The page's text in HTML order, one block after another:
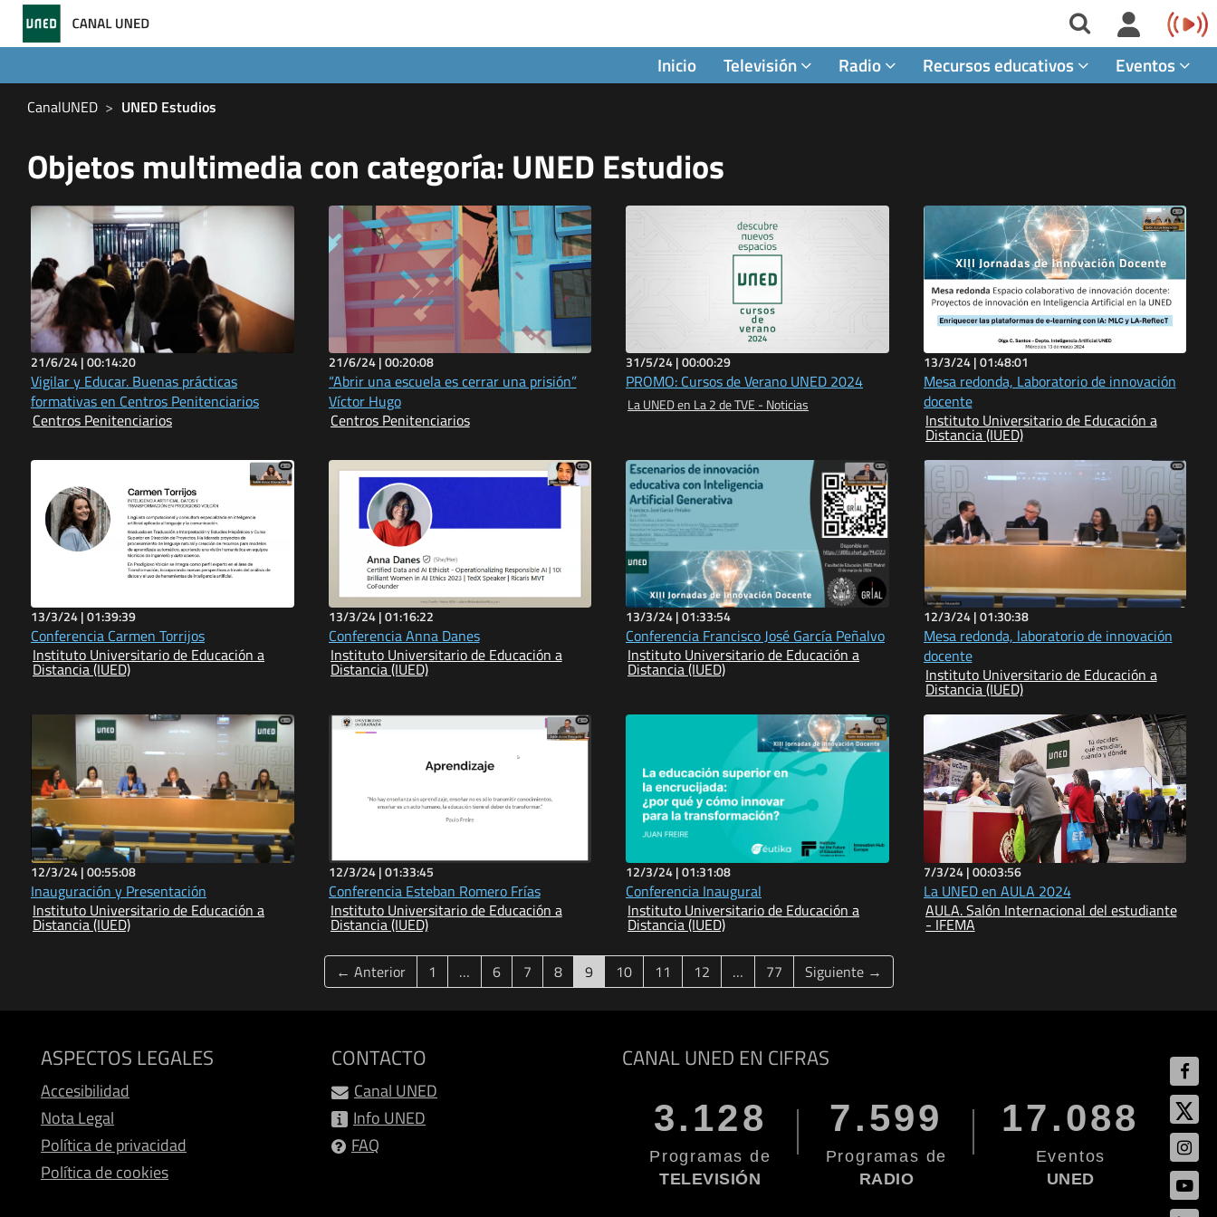
Inicio Televisión Radio Recursos educativos Eventos
CanalUNED UNED Estudios
Objetos multimedia con categoría: UNED Estudios
21/6/24 |00:14:20
Vigilar y Educar. Buenas prácticas
formativas en Centros Penitenciarios
Centros Penitenciarios
21/6/24 |00:20:08
“Abrir una escuela es cerrar una prisión”
Víctor Hugo
Centros Penitenciarios
31/5/24 |00:00:29
PROMO: Cursos de Verano UNED 2024
La UNED en La 2 de TVE - Noticias
13/3/24 |01:48:01
Mesa redonda, Laboratorio de innovación
docente
Instituto Universitario de Educación a
Distancia (IUED)
13/3/24 |01:39:39
Conferencia Carmen Torrijos
Instituto Universitario de Educación a
Distancia (IUED)
13/3/24 |01:16:22
Conferencia Anna Danes
Instituto Universitario de Educación a
Distancia (IUED)
13/3/24 |01:33:54
Conferencia Francisco José García Peñalvo
Instituto Universitario de Educación a
Distancia (IUED)
12/3/24 |01:30:38
Mesa redonda, laboratorio de innovación
docente
Instituto Universitario de Educación a
Distancia (IUED)
12/3/24 |00:55:08
Inauguración y Presentación
Instituto Universitario de Educación a
Distancia (IUED)
12/3/24 |01:33:45
Conferencia Esteban Romero Frías
Instituto Universitario de Educación a
Distancia (IUED)
12/3/24 |01:31:08
Conferencia Inaugural
Instituto Universitario de Educación a
Distancia (IUED)
7/3/24 |00:03:56
La UNED en AULA 2024
AULA. Salón Internacional del estudiante
- IFEMA
← Anterior 1 … 6 7 8 9(current)
10 11 12 … 77 Siguiente →
ASPECTOS LEGALES
Accesibilidad
Nota Legal
Política de privacidad
Política de cookies
CONTACTO
Canal UNED
Info UNED
FAQ
CANAL UNED EN CIFRAS
3.128
Programas de
TELEVISIÓN
7.599
Programas de
RADIO
17.088
Eventos
UNED